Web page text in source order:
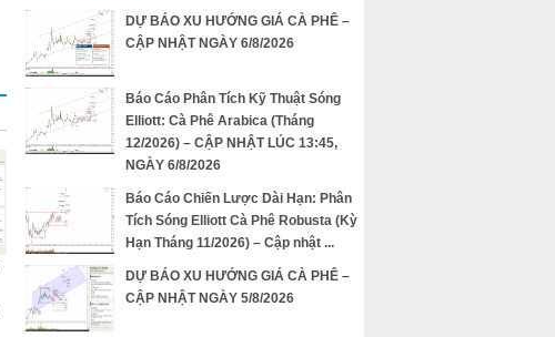
DỰ BÁO XU HƯỚNG GIÁ CÀ PHÊ –
CẬP NHẬT NGÀY 6/8/2026
Báo Cáo Phân Tích Kỹ Thuật Sóng
Elliott: Cà Phê Arabica (Tháng
12/2026) – CẬP NHẬT LÚC 13:45,
NGÀY 6/8/2026
Báo Cáo Chiến Lược Dài Hạn: Phân
Tích Sóng Elliott Cà Phê Robusta (Kỳ
Hạn Tháng 11/2026) – Cập nhật ...
DỰ BÁO XU HƯỚNG GIÁ CÀ PHÊ –
CẬP NHẬT NGÀY 5/8/2026